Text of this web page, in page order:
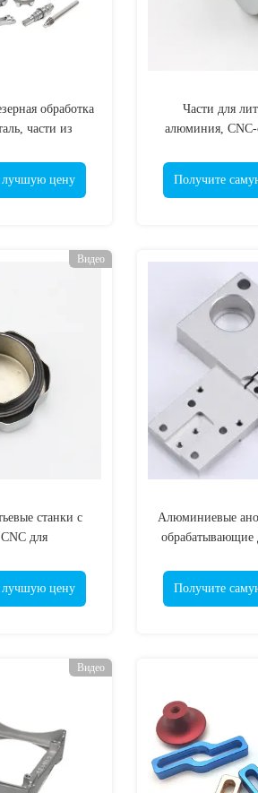
обработка
части из
лучшую цену
Части для
алюминия,
Получите
Видео
станки с
для
лучшую цену
Алюминиевые
обрабатывающие
Получите
Видео